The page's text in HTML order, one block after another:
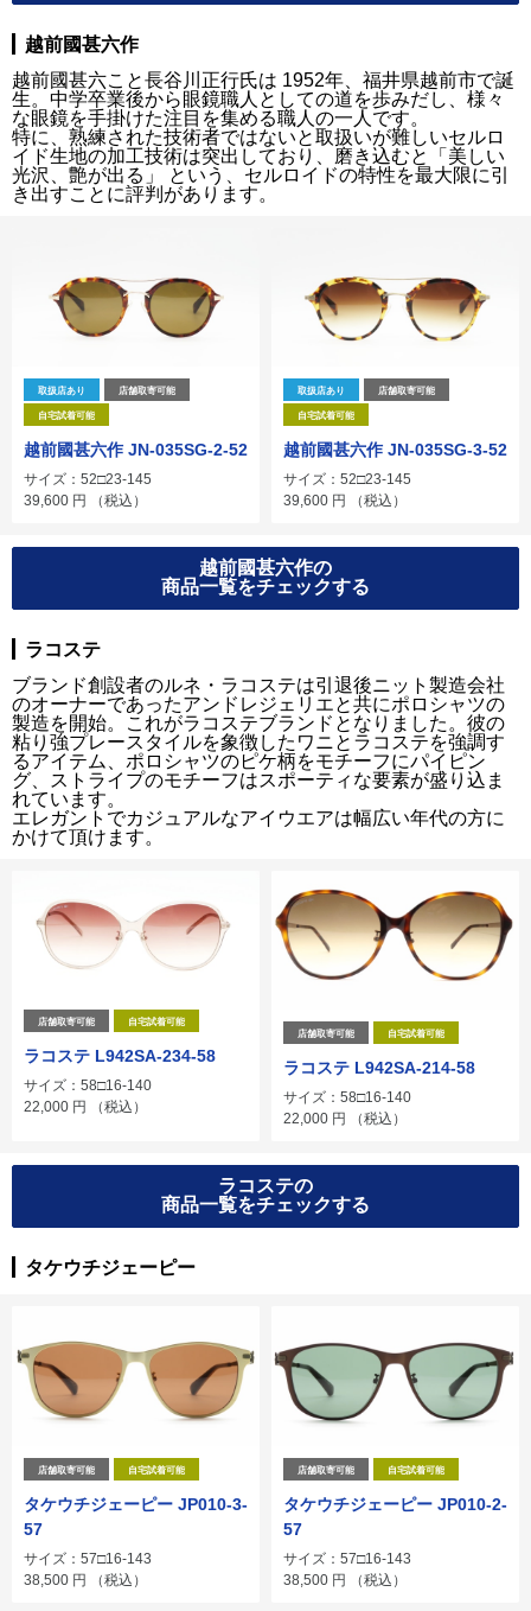
越前國甚六作
越前國甚六こと長谷川正行氏は 1952年、福井県越前市で誕
生。中学卒業後から眼鏡職人としての道を歩みだし、様々
な眼鏡を手掛けた注目を集める職人の一人です。
特に、熟練された技術者ではないと取扱いが難しいセルロ
イド生地の加工技術は突出しており、磨き込むと「美しい
光沢、艶が出る」 という、セルロイドの特性を最大限に引
き出すことに評判があります。
取扱店あり 店舗取寄可能
自宅試着可能
越前國甚六作 JN-035SG-2-52
サイズ：52□23-145
39,600 円 （税込）
取扱店あり 店舗取寄可能
自宅試着可能
越前國甚六作 JN-035SG-3-52
サイズ：52□23-145
39,600 円 （税込）
越前國甚六作の
商品一覧をチェックする
ラコステ
ブランド創設者のルネ・ラコステは引退後ニット製造会社
のオーナーであったアンドレジェリエと共にポロシャツの
製造を開始。これがラコステブランドとなりました。彼の
粘り強プレースタイルを象徴したワニとラコステを強調す
るアイテム、ポロシャツのピケ柄をモチーフにパイピン
グ、ストライプのモチーフはスポーティな要素が盛り込ま
れています。
エレガントでカジュアルなアイウエアは幅広い年代の方に
かけて頂けます。
店舗取寄可能 自宅試着可能
ラコステ L942SA-234-58
サイズ：58□16-140
22,000 円 （税込）
店舗取寄可能 自宅試着可能
ラコステ L942SA-214-58
サイズ：58□16-140
22,000 円 （税込）
ラコステの
商品一覧をチェックする
タケウチジェーピー
店舗取寄可能 自宅試着可能
タケウチジェーピー JP010-3-
57
サイズ：57□16-143
38,500 円 （税込）
店舗取寄可能 自宅試着可能
タケウチジェーピー JP010-2-
57
サイズ：57□16-143
38,500 円 （税込）